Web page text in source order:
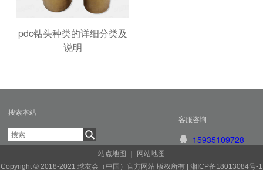
pdc钻头种类的详细分类及
说明
搜索本站
客服咨询
15935109728
站点地图
网站地图
Copyright © 2018-2021 球友会（中国）官方网站 版权所有 |
湘ICP备18013084号-1